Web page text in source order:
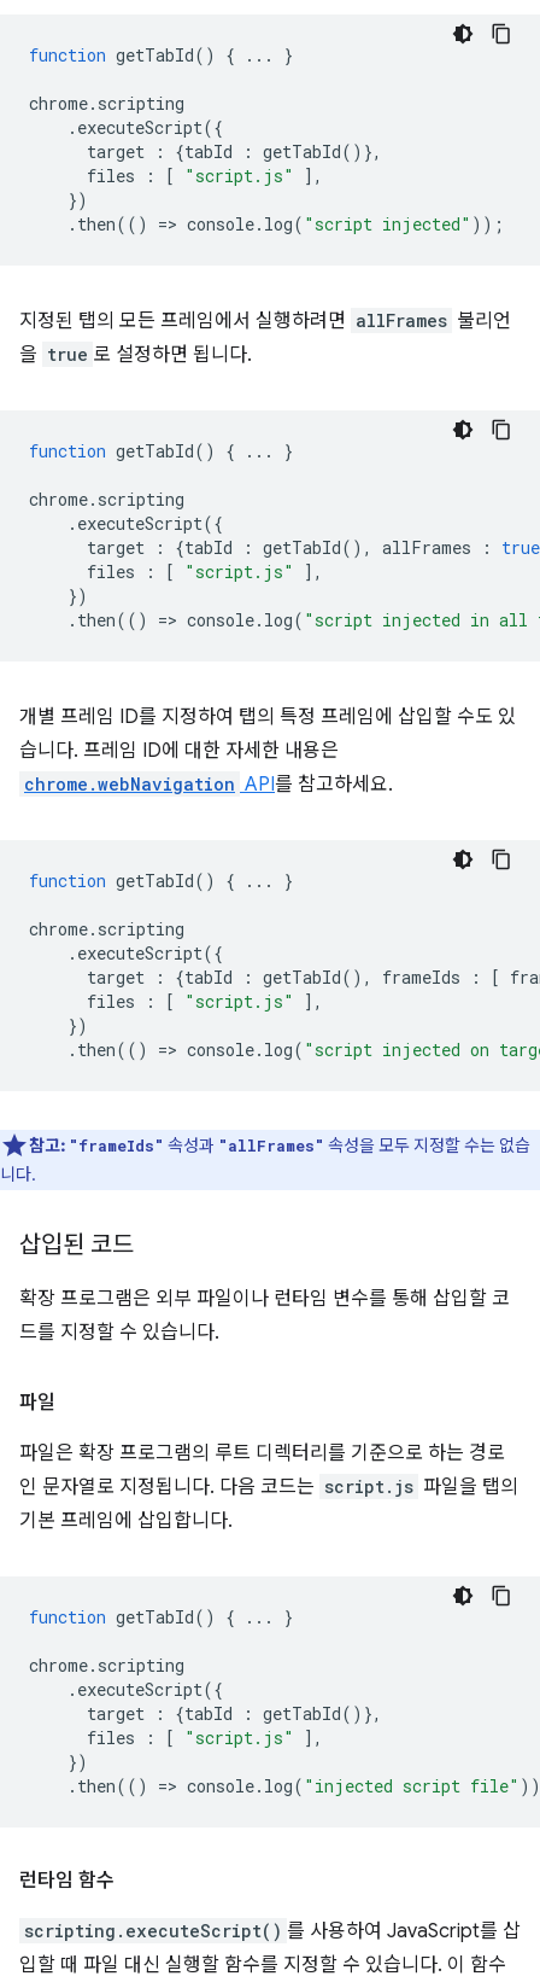
function getTabId() { ... }
chrome. scripting
. executeScript({
target
: {tabId : getTabId()},
files
: [ "script.js"
],
})
. then(() => console. log( "script injected" ));
지정된 탭의 모든 프레임에서 실행하려면 allFrames 불리언
을 true 로 설정하면 됩니다.
function getTabId() { ... }
chrome. scripting
. executeScript({
target
: {tabId : getTabId(), allFrames :
true
files
: [ "script.js"
],
})
. then(() => console. log( "script injected in all
개별 프레임 ID를 지정하여 탭의 특정 프레임에 삽입할 수도 있
습니다. 프레임 ID에 대한 자세한 내용은
chrome.webNavigation API를 참고하세요.
function getTabId() { ... }
chrome. scripting
. executeScript({
target
: {tabId : getTabId(), frameIds : [
files
: [ "script.js"
],
})
. then(() => console. log( "script injected on
참고: "frameIds" 속성과 "allFrames" 속성을 모두 지정할 수는 없습
니다.
삽입된 코드
확장 프로그램은 외부 파일이나 런타임 변수를 통해 삽입할 코
드를 지정할 수 있습니다.
파일
파일은 확장 프로그램의 루트 디렉터리를 기준으로 하는 경로
인 문자열로 지정됩니다. 다음 코드는 script.js 파일을 탭의
기본 프레임에 삽입합니다.
function getTabId() { ... }
chrome. scripting
. executeScript({
target
: {tabId : getTabId()},
files
: [ "script.js"
],
})
. then(() => console. log( "injected script file"
런타임 함수
scripting.executeScript() 를 사용하여 JavaScript를 삽
입할 때 파일 대신 실행할 함수를 지정할 수 있습니다. 이 함수